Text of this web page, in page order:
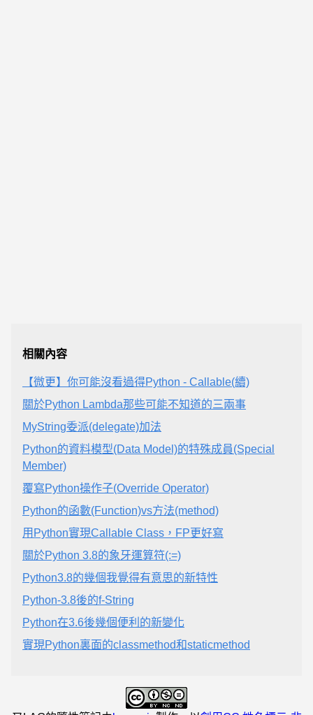
相關內容
【微更】你可能沒看過得Python - Callable(續)
關於Python Lambda那些可能不知道的三兩事
MyString委派(delegate)加法
Python的資料模型(Data Model)的特殊成員(Special
Member)
覆寫Python操作子(Override Operator)
Python的函數(Function)vs方法(method)
用Python實現Callable Class，FP更好寫
關於Python 3.8的象牙運算符(:=)
Python3.8的幾個我覺得有意思的新特性
Python-3.8後的f-String
Python在3.6後幾個便利的新變化
實現Python裏面的classmethod和staticmethod